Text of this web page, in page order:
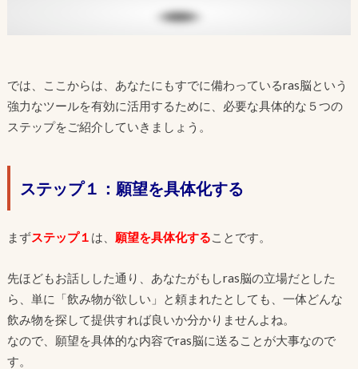
では、ここからは、あなたにもすでに備わっているras脳という
強力なツールを有効に活用するために、必要な具体的な５つの
ステップをご紹介していきましょう。
ステップ１：願望を具体化する
まずステップ１ は、 願望を具体化することです。
先ほどもお話しした通り、あなたがもしras脳の立場だとした
ら、単に「飲み物が欲しい」と頼まれたとしても、一体どんな
飲み物を探して提供すれば良いか分かりませんよね。
なので、願望を具体的な内容でras脳に送ることが大事なので
す。